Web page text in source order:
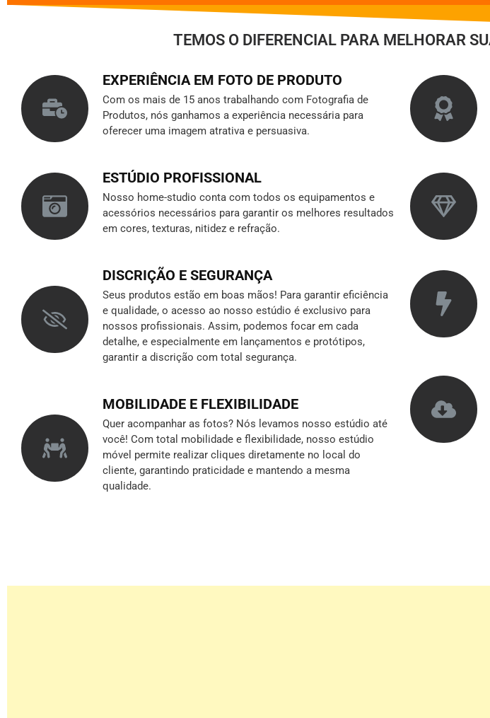
TEMOS O DIFERENCIAL PARA MELHORAR
EXPERIÊNCIA EM FOTO DE PRODUTO
Com os mais de 15 anos trabalhando com Fotografia de
Produtos, nós ganhamos a experiência necessária para
oferecer uma imagem atrativa e persuasiva.
ESTÚDIO PROFISSIONAL
Nosso home-studio conta com todos os equipamentos e
acessórios necessários para garantir os melhores resultados
em cores, texturas, nitidez e refração.
DISCRIÇÃO E SEGURANÇA
Seus produtos estão em boas mãos! Para garantir eficiência
e qualidade, o acesso ao nosso estúdio é exclusivo para
nossos profissionais. Assim, podemos focar em cada
detalhe, e especialmente em lançamentos e protótipos,
garantir a discrição com total segurança.
MOBILIDADE E FLEXIBILIDADE
Quer acompanhar as fotos? Nós levamos nosso estúdio até
você! Com total mobilidade e flexibilidade, nosso estúdio
móvel permite realizar cliques diretamente no local do
cliente, garantindo praticidade e mantendo a mesma
qualidade.